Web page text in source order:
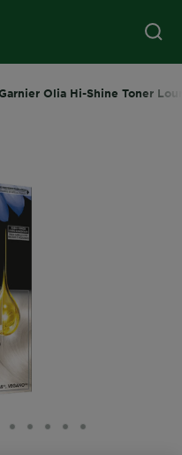
Olia Hi-Shine Toner
5 6 7
SLIDE 8
SLIDE 9
SLIDE 10
SLIDE 11
SLIDE 12